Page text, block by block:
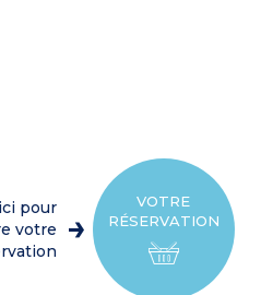
VOTRE
RÉSERVATION
pour
votre